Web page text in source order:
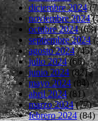
diciembre 2024
noviembre 2024
octubre 2024(63)
septiembre 2024
agosto 2024(45)
julio 2024(66)
junio 2024 (82)
mayo 2024 (84)
abril 2024(81)
marzo 2024(77)
febrero 2024(84)